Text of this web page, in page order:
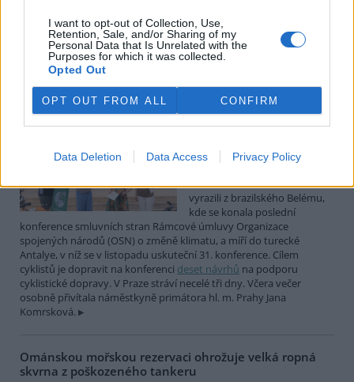
I want to opt-out of Collection, Use,
Retention, Sale, and/or Sharing of my
Personal Data that Is Unrelated with the
Purposes for which it was collected.
Opted Out
OPT OUT FROM ALL CONFIRM
Data Deletion Data Access Privacy Policy
vyhledávají veterinární ošetření nejčastěji kvůli přehřátí organismu,
dehydrataci nebo kolapsu. ČTK to sdělila viceprezidentka Komory
veterinárních lékařů ČR Kateřina Valdhans.
Do Prahy dorazili jezdci cyklistické štafety, míří na
konferenci o klimatu
6.8.2026 15:08 | PRAHA (ČTK)
Do Prahy dnes dorazili jezdci
COP Bike Ride. Účastníci
vyrazili z brazilského Belému,
kde se konala poslední
konference smluvních stran Rámcové úmluvy Organizace
spojených národů (OSN) o změně klimatu, a míří do turecké
Antalye, v níž se v listopadu uskuteční 31. konference. Cílem
cyklistů je dopravit na konferenci deset návrhů na podporu
cyklistické dopravy. V Praze stráví necelé tři dny. Včera večer
osobně přivítala náměstkyně primátora hl. m. Prahy Jana
Komrsková.
Ománskou mořskou rezervaci ohrožuje velká ropná
skvrna z poškozeného tankeru